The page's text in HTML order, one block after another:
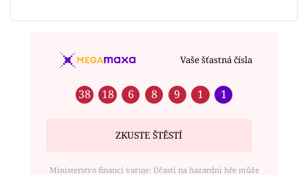
Vaše šťastná čísla
38 18 6 8 9 1 1
ZKUSTE ŠTĚSTÍ
Ministerstvo financí varuje: Účastí na hazardní hře může